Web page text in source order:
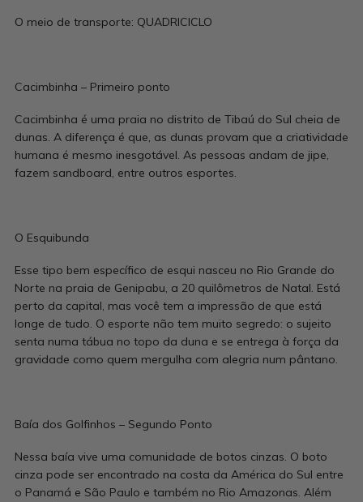
O meio de transporte: QUADRICICLO
Cacimbinha – Primeiro ponto
Cacimbinha é uma praia no distrito de Tibaú do Sul cheia de
dunas. A diferença é que, as dunas provam que a criatividade
humana é mesmo inesgotável. As pessoas andam de jipe,
fazem sandboard, entre outros esportes.
O Esquibunda
Esse tipo bem específico de esqui nasceu no Rio Grande do
Norte na praia de Genipabu, a 20 quilômetros de Natal. Está
perto da capital, mas você tem a impressão de que está
longe de tudo. O esporte não tem muito segredo: o sujeito
senta numa tábua no topo da duna e se entrega à força da
gravidade como quem mergulha com alegria num pântano.
Baía dos Golfinhos – Segundo Ponto
Nessa baía vive uma comunidade de botos cinzas. O boto
cinza pode ser encontrado na costa da América do Sul entre
o Panamá e São Paulo e também no Rio Amazonas. Além